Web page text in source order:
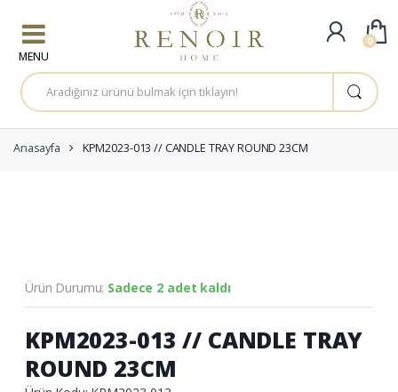
A
r
a
a
:
Anasayfa KPM2023-013 // CANDLE TRAY ROUND 23CM
Ürün Durumu: Sadece 2 adet kaldı
KPM2023-013 // CANDLE TRAY
ROUND 23CM
0